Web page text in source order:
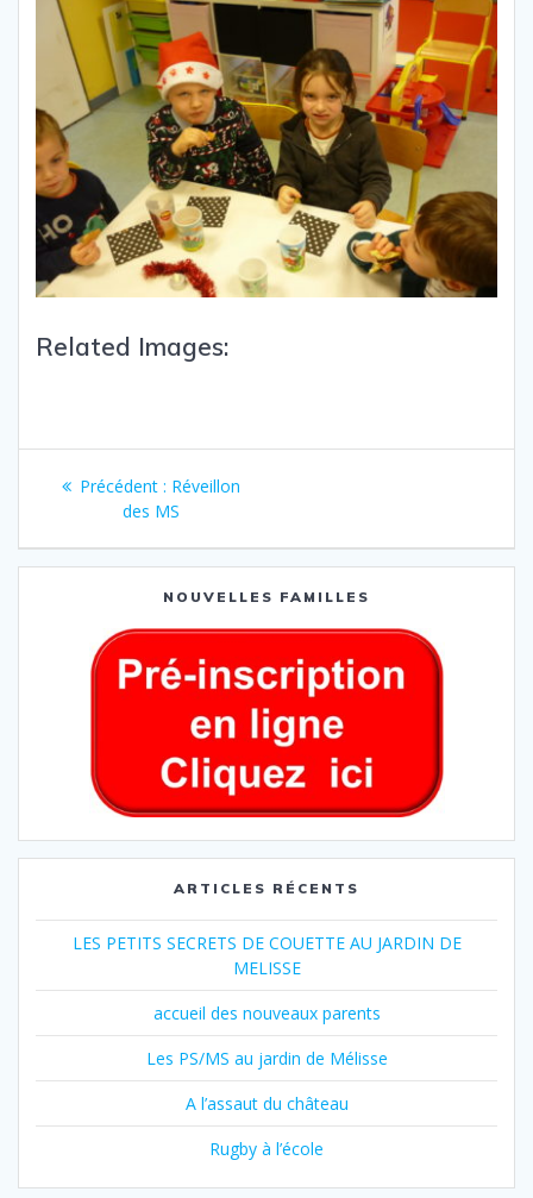
Related Images:
Précédent : Réveillon
des MS
NOUVELLES FAMILLES
ARTICLES RÉCENTS
LES PETITS SECRETS DE COUETTE AU JARDIN DE
MELISSE
accueil des nouveaux parents
Les PS/MS au jardin de Mélisse
A l’assaut du château
Rugby à l’école